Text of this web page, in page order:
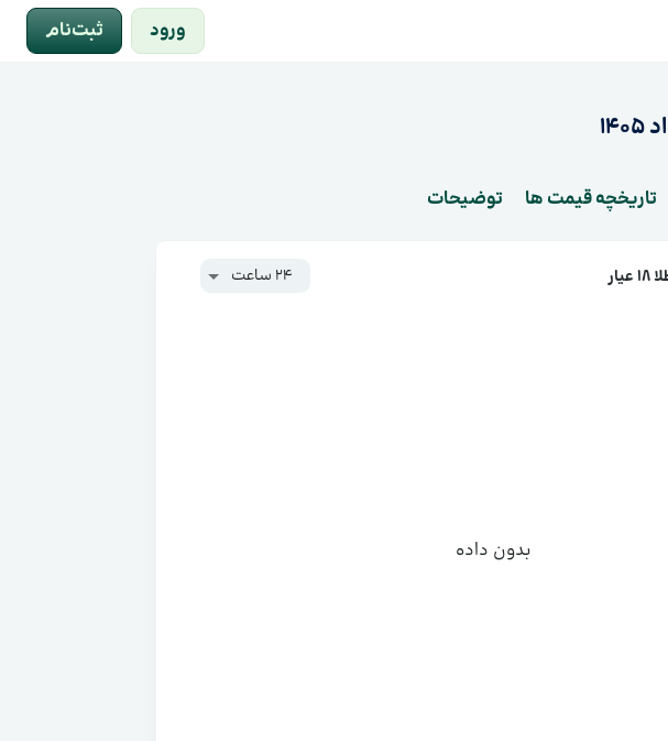
ورود ثبت‌نام
تاریخچه قیمت ها توضیحات
24 ساعت
بدون داده